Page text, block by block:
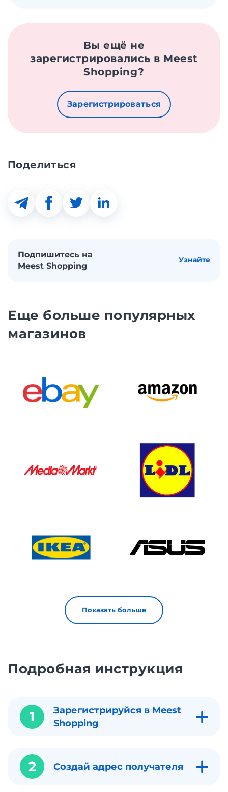
Вы ещё не
зарегистрировались в Meest
Shopping?
Зарегистрироваться
Поделиться
Подпишитесь на
Meest Shopping
Узнайте
Еще больше популярных
магазинов
Показать больше
Подробная инструкция
1
Зарегистрируйся в Meest
Shopping
2 Создай адрес получателя